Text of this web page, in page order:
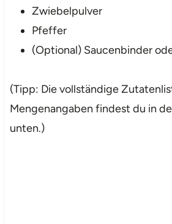
Zwiebelpulver
Pfeffer
(Optional) Saucenbinder
(Tipp: Die vollständige
Mengenangaben findest du in
unten.)